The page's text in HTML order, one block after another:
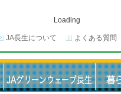
Loading
JA長生について よくある質問